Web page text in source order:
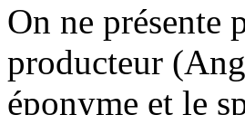
On ne présente
producteur
éponyme et le